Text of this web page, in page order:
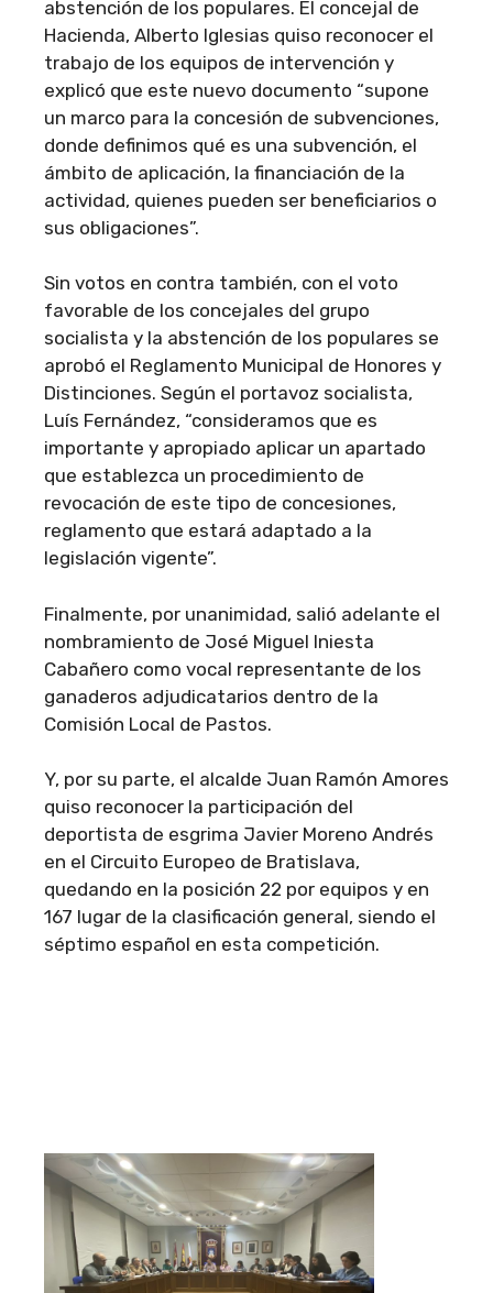
abstención de los populares. El concejal de
Hacienda, Alberto Iglesias quiso reconocer el
trabajo de los equipos de intervención y
explicó que este nuevo documento “supone
un marco para la concesión de subvenciones,
donde definimos qué es una subvención, el
ámbito de aplicación, la financiación de la
actividad, quienes pueden ser beneficiarios o
sus obligaciones”.
Sin votos en contra también, con el voto
favorable de los concejales del grupo
socialista y la abstención de los populares se
aprobó el Reglamento Municipal de Honores y
Distinciones. Según el portavoz socialista,
Luís Fernández, “consideramos que es
importante y apropiado aplicar un apartado
que establezca un procedimiento de
revocación de este tipo de concesiones,
reglamento que estará adaptado a la
legislación vigente”.
Finalmente, por unanimidad, salió adelante el
nombramiento de José Miguel Iniesta
Cabañero como vocal representante de los
ganaderos adjudicatarios dentro de la
Comisión Local de Pastos.
Y, por su parte, el alcalde Juan Ramón Amores
quiso reconocer la participación del
deportista de esgrima Javier Moreno Andrés
en el Circuito Europeo de Bratislava,
quedando en la posición 22 por equipos y en
167 lugar de la clasificación general, siendo el
séptimo español en esta competición.